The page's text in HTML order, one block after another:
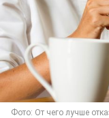
Фото: От чего лучше